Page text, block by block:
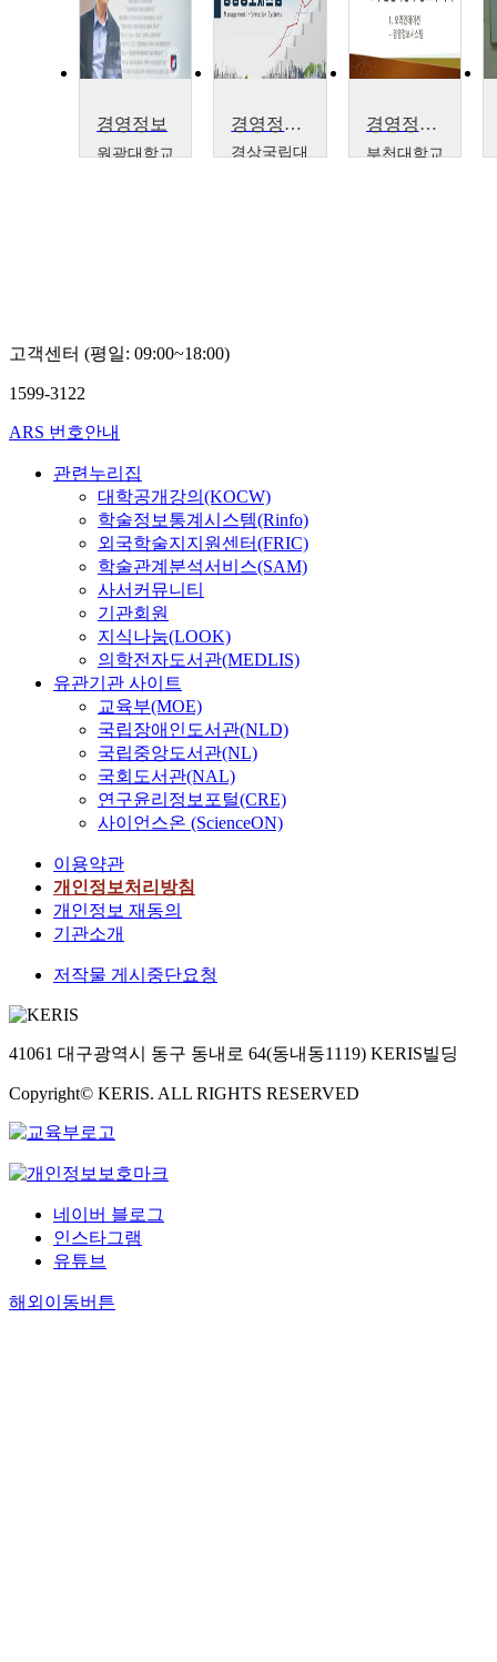
경영정보
원광대학교
경영정보시스템
경상국립대
경영정보시스템(MIS 실무)
부천대학교
고객센터 (평일: 09:00~18:00)
1599-3122
ARS 번호안내
관련누리집
대학공개강의(KOCW)
학술정보통계시스템(Rinfo)
외국학술지지원센터(FRIC)
학술관계분석서비스(SAM)
사서커뮤니티
기관회원
지식나눔(LOOK)
의학전자도서관(MEDLIS)
유관기관 사이트
교육부(MOE)
국립장애인도서관(NLD)
국립중앙도서관(NL)
국회도서관(NAL)
연구윤리정보포털(CRE)
사이언스온 (ScienceON)
이용약관
개인정보처리방침
개인정보 재동의
기관소개
저작물 게시중단요청
41061 대구광역시 동구 동내로 64(동내동1119) KERIS빌딩
Copyright© KERIS. ALL RIGHTS RESERVED
네이버 블로그
인스타그램
유튜브
해외이동버튼